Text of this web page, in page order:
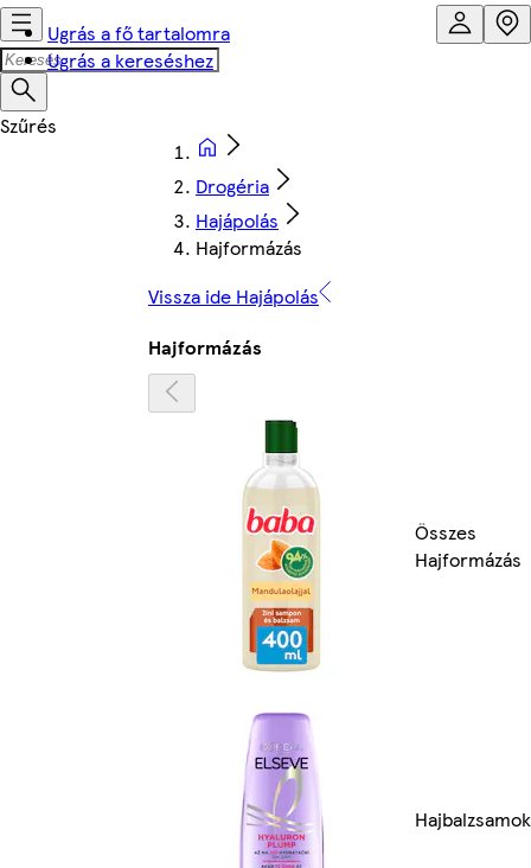
Ugrás a fő tartalomra
Ugrás a kereséshez
Drogéria
Hajápolás
Hajformázás
Vissza ide Hajápolás
Hajformázás
Összes
Hajformázás
Hajbalzsamok